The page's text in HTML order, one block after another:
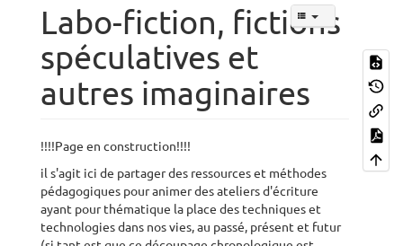
Labo-fiction, fictions
spéculatives et
autres imaginaires
!!!!Page en construction!!!!
il s'agit ici de partager des ressources et méthodes
pédagogiques pour animer des ateliers d'écriture
ayant pour thématique la place des techniques et
technologies dans nos vies, au passé, présent et futur